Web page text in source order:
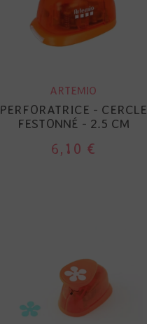
ARTEMIO
PERFORATRICE - CERCLE
FESTONNÉ - 2.5 CM
6,10 €